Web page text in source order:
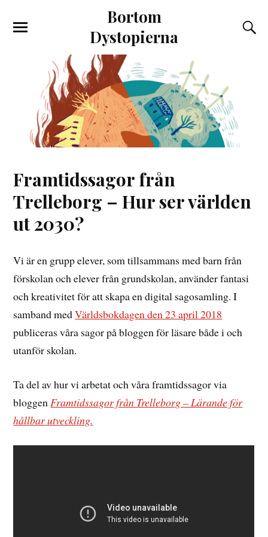
Bortom
Dystopierna
Framtidssagor från
Trelleborg – Hur ser världen
ut 2030?
Vi är en grupp elever, som tillsammans med barn från
förskolan och elever från grundskolan, använder fantasi
och kreativitet för att skapa en digital sagosamling. I
samband medVärldsbokdagen den 23 april 2018
publiceras våra sagor på bloggen för läsare både i och
utanför skolan.
Ta del av hur vi arbetat och våra framtidssagor via
bloggenFramtidssagor från Trelleborg – Lärande för
hållbar utveckling.